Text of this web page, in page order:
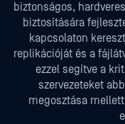
biztonságos,
biztosítására
kapcsolaton
replikációját és a
ezzel segítve a
szervezeteket
megosztása